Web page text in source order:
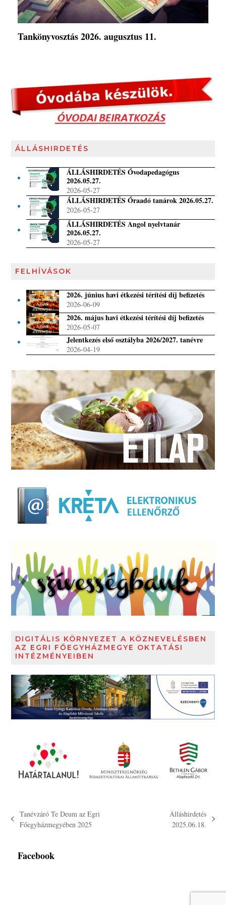
Tankönyvosztás 2026. augusztus 11.
ÁLLÁSHIRDETÉS
ÁLLÁSHIRDETÉS Óvodapedagógus
2026.05.27.
2026-05-27
ÁLLÁSHIRDETÉS Óraadó tanárok 2026.05.27.
2026-05-27
ÁLLÁSHIRDETÉS Angol nyelvtanár
2026.05.27.
2026-05-27
FELHÍVÁSOK
2026. június havi étkezési térítési díj befizetés
2026-06-09
2026. május havi étkezési térítési díj befizetés
2026-05-07
Jelentkezés első osztályba 2026/2027. tanévre
2026-04-19
DIGITÁLIS KÖRNYEZET A KÖZNEVELÉSBEN
AZ EGRI FŐEGYHÁZMEGYE OKTATÁSI
INTÉZMÉNYEIBEN
previous
Tanévzáró Te Deum az Egri
Főegyházmegyében 2025
Álláshirdetés
2025.06.18.
Facebook